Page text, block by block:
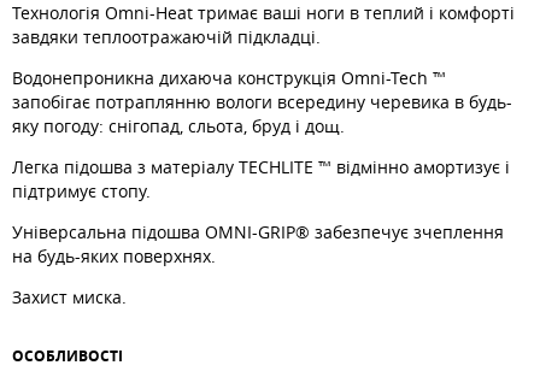
Технологія Omni-Heat тримає ваші ноги в теплий і комфорті
завдяки теплоотражаючій підкладці.
Водонепроникна дихаюча конструкція Omni-Tech ™
запобігає потраплянню вологи всередину черевика в будь-
яку погоду: снігопад, сльота, бруд і дощ.
Легка підошва з матеріалу TECHLITE ™ відмінно амортизує і
підтримує стопу.
Універсальна підошва OMNI-GRIP® забезпечує зчеплення
на будь-яких поверхнях.
Захист миска.
ОСОБЛИВОСТI